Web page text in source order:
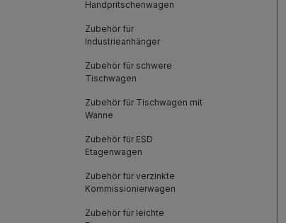
Handpritschenwagen
Zubehör für
Industrieanhänger
Zubehör für schwere
Tischwagen
Zubehör für Tischwagen mit
Wanne
Zubehör für ESD
Etagenwagen
Zubehör für verzinkte
Kommissionierwagen
Zubehör für leichte